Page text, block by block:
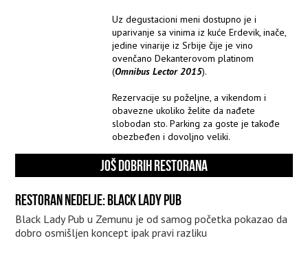
Uz degustacioni meni dostupno je i
uparivanje sa vinima iz kuće Erdevik, inače,
jedine vinarije iz Srbije čije je vino
ovenčano Dekanterovom platinom
(Omnibus Lector 2015).
Rezervacije su poželjne, a vikendom i
obavezne ukoliko želite da nađete
slobodan sto. Parking za goste je takođe
obezbeđen i dovoljno veliki.
JOŠ DOBRIH RESTORANA
RESTORAN NEDELJE: BLACK LADY PUB
Black Lady Pub u Zemunu je od samog početka pokazao da
dobro osmišljen koncept ipak pravi razliku